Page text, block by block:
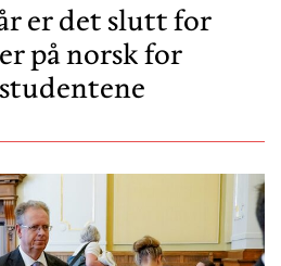
er det slutt for
på norsk for